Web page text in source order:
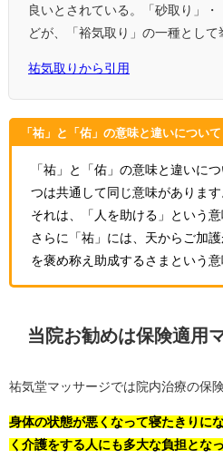
良いとされている。「砂取り」
どが、「裕気取り」の一種として
祐気取りから引用
「祐」と「佑」の意味と違いについて
「祐」と「佑」の意味と違いに
つは共通して同じ意味があります
それは、「人を助ける」という意
さらに「祐」には、天からご加
を褒め称え助成するさまという
当院お勧めは保険適用
祐気堂マッサージでは院内治療の保
身体の状態が悪くなって寝たきりに
く介護をする人にも多大な負担とな